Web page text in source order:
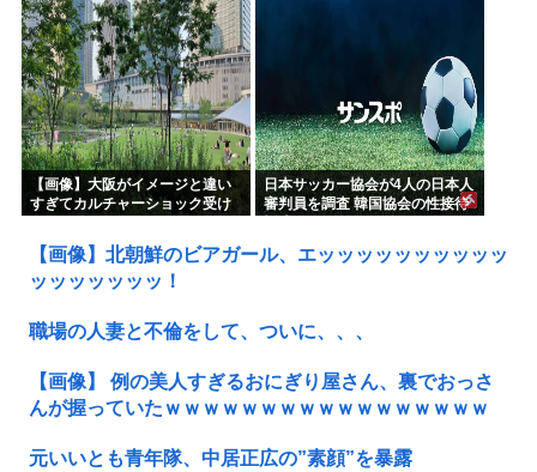
【画像】大阪がイメージと違い
すぎてカルチャーショック受け
日本サッカー協会が4人の日本人
審判員を調査 韓国協会の性接待
【画像】北朝鮮のビアガール、エッッッッッッッッッッ
ッッッッッッッ！
職場の人妻と不倫をして、ついに、、、
【画像】 例の美人すぎるおにぎり屋さん、裏でおっさ
んが握っていたｗｗｗｗｗｗｗｗｗｗｗｗｗｗｗｗｗ
元いいとも青年隊、中居正広の”素顔”を暴露